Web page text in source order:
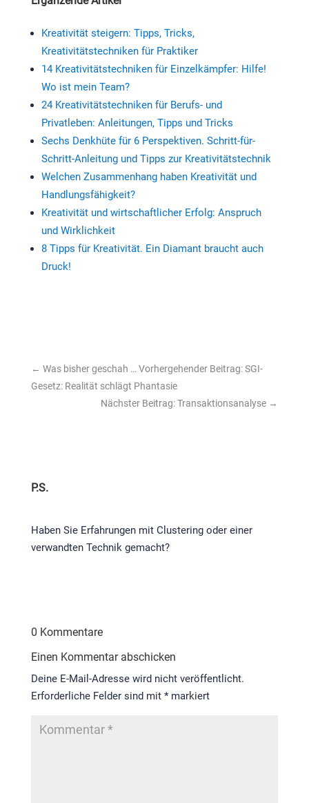
Kreativität steigern: Tipps, Tricks,
Kreativitätstechniken für Praktiker
14 Kreativitätstechniken für Einzelkämpfer: Hilfe!
Wo ist mein Team?
24 Kreativitätstechniken für Berufs- und
Privatleben: Anleitungen, Tipps und Tricks
Sechs Denkhüte für 6 Perspektiven. Schritt-für-
Schritt-Anleitung und Tipps zur Kreativitätstechnik
Welchen Zusammenhang haben Kreativität und
Handlungsfähigkeit?
Kreativität und wirtschaftlicher Erfolg: Anspruch
und Wirklichkeit
8 Tipps für Kreativität. Ein Diamant braucht auch
Druck!
← Was bisher geschah … Vorhergehender Beitrag: SGI-
Gesetz: Realität schlägt Phantasie
Nächster Beitrag: Transaktionsanalyse →
P.S.
Haben Sie Erfahrungen mit Clustering oder einer
verwandten Technik gemacht?
0 Kommentare
Einen Kommentar abschicken
Deine E-Mail-Adresse wird nicht veröffentlicht.
Erforderliche Felder sind mit *markiert